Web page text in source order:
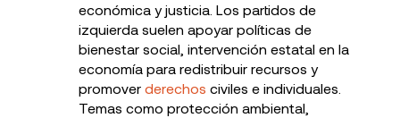
económica y justicia. Los partidos de
izquierda suelen apoyar políticas de
bienestar social, intervención estatal en la
economía para redistribuir recursos y
promover derechos civiles e individuales.
Temas como protección ambiental,